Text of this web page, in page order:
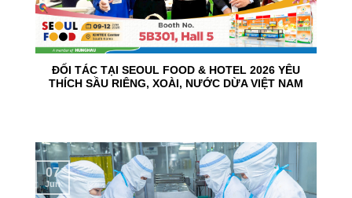
ĐỐI TÁC TẠI SEOUL FOOD & HOTEL 2026 YÊU
THÍCH SẦU RIÊNG, XOÀI, NƯỚC DỪA VIỆT NAM
07
Jun